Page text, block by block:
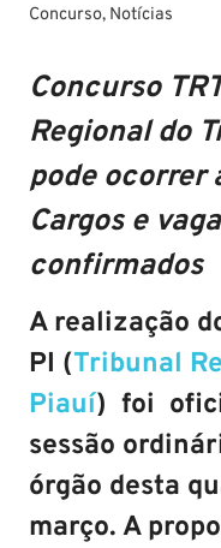
Concurso, Notícias
Concurso
Regional do
pode ocorrer
Cargos e
confirmados
A realização
PI (Tribunal
Piauí) foi
sessão
órgão desta
março. A